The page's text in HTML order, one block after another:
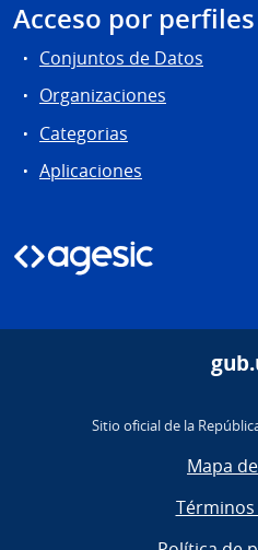
Acceso por perfiles
Conjuntos de Datos
Organizaciones
Categorias
Aplicaciones
Sitio oficial de la
Mapa